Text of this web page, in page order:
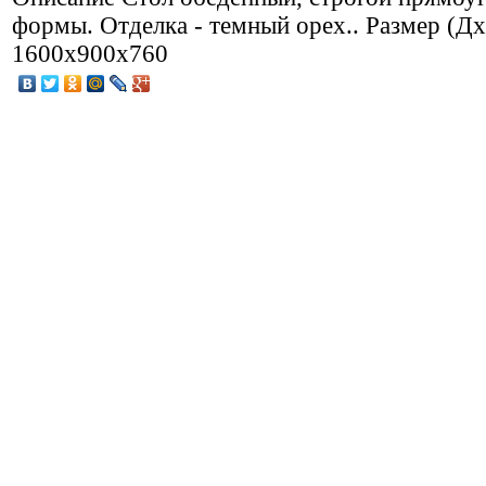
формы. Отделка - темный орех.. Размер
1600х900х760